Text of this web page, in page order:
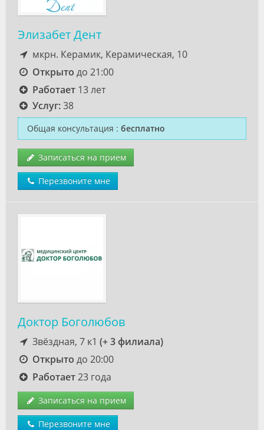
Элизабет Дент
мкрн. Керамик, Керамическая, 10
Открыто до 21:00
Работает13 лет
Услуг:38
Общая консультация : бесплатно
Записаться на прием
Перезвоните мне
Доктор Боголюбов
Звёздная, 7 к1 (+ 3 филиала)
Открыто до 20:00
Работает23 года
Записаться на прием
Перезвоните мне